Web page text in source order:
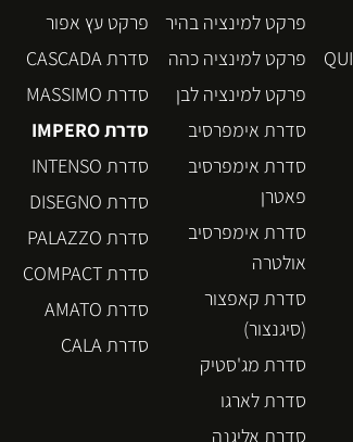
פרקט למינציה בהיר
פרקט למינציה כהה
פרקט למינציה לבן
סדרת אימפרסיב
סדרת אימפרסיב
פאטרן
סדרת אימפרסיב
אולטרה
סדרת קאפצור
(סיגנצור)
סדרת מג'סטיק
סדרת לארגו
סדרת אליגנה
פרקט עץ אפור
סדרת CASCADA
סדרת MASSIMO
סדרת IMPERO
סדרת INTENSO
סדרת DISEGNO
סדרת PALAZZO
סדרת COMPACT
סדרת AMATO
סדרת CALA